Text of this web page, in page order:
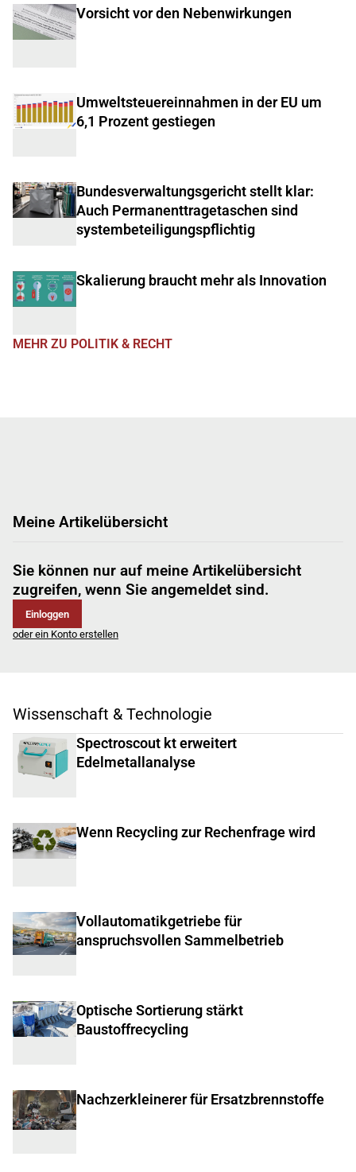
Vorsicht vor den Nebenwirkungen
Umweltsteuereinnahmen in der EU um
6,1 Prozent gestiegen
Bundesverwaltungsgericht stellt klar:
Auch Permanenttragetaschen sind
systembeteiligungspflichtig
Skalierung braucht mehr als Innovation
MEHR ZU POLITIK & RECHT
Meine Artikelübersicht
Sie können nur auf meine Artikelübersicht
zugreifen, wenn Sie angemeldet sind.
Einloggen
oder ein Konto erstellen
Wissenschaft & Technologie
Spectroscout kt erweitert
Edelmetallanalyse
Wenn Recycling zur Rechenfrage wird
Vollautomatikgetriebe für
anspruchsvollen Sammelbetrieb
Optische Sortierung stärkt
Baustoffrecycling
Nachzerkleinerer für Ersatzbrennstoffe